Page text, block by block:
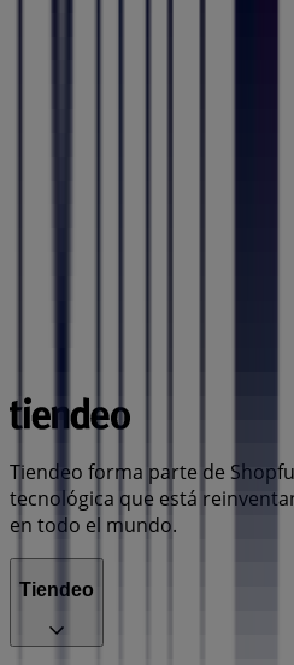
Tiendeo forma parte de
tecnológica que está
en todo el mundo.
Tiendeo